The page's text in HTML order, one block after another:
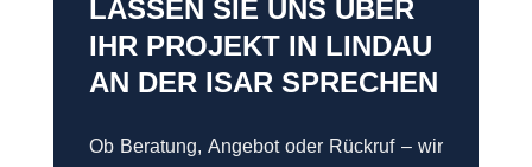
LASSEN SIE UNS ÜBER
IHR PROJEKT IN LINDAU
AN DER ISAR SPRECHEN
Ob Beratung, Angebot oder Rückruf – wir